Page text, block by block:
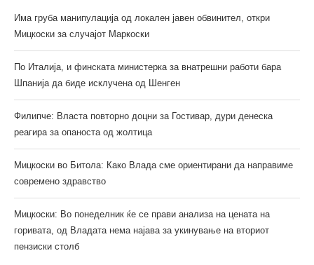
Има груба манипулација од локален јавен обвинител, откри
Мицкоски за случајот Маркоски
По Италија, и финската министерка за внатрешни работи бара
Шпанија да биде исклучена од Шенген
Филипче: Власта повторно доцни за Гостивар, дури денеска
реагира за опаноста од жолтица
Мицкоски во Битола: Како Влада сме ориентирани да направиме
современо здравство
Мицкоски: Во понеделник ќе се прави анализа на цената на
горивата, од Владата нема најава за укинување на вториот
пензиски столб